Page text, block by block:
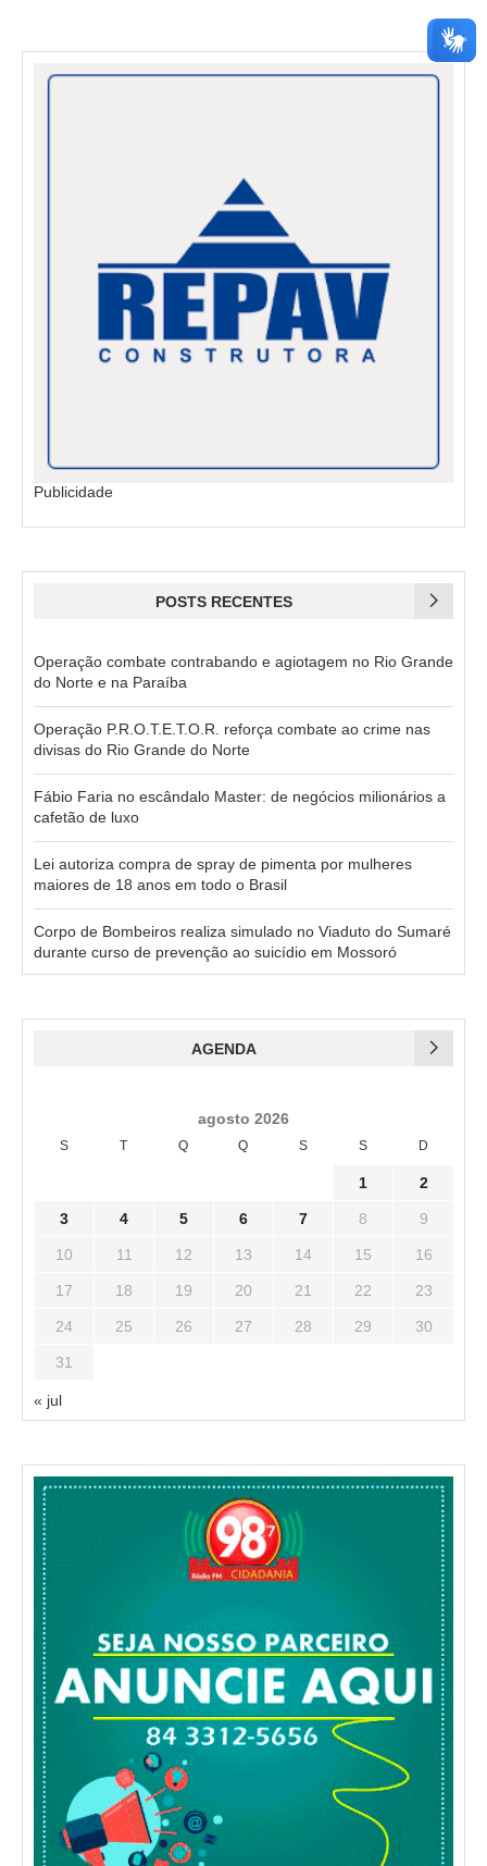
Publicidade
POSTS RECENTES
Operação combate contrabando e agiotagem no Rio Grande
do Norte e na Paraíba
Operação P.R.O.T.E.T.O.R. reforça combate ao crime nas
divisas do Rio Grande do Norte
Fábio Faria no escândalo Master: de negócios milionários a
cafetão de luxo
Lei autoriza compra de spray de pimenta por mulheres
maiores de 18 anos em todo o Brasil
Corpo de Bombeiros realiza simulado no Viaduto do Sumaré
durante curso de prevenção ao suicídio em Mossoró
AGENDA
agosto 2026
S T Q Q S S D
1 2
3 4 5 6 7 8 9
10 11 12 13 14 15 16
17 18 19 20 21 22 23
24 25 26 27 28 29 30
31
« jul